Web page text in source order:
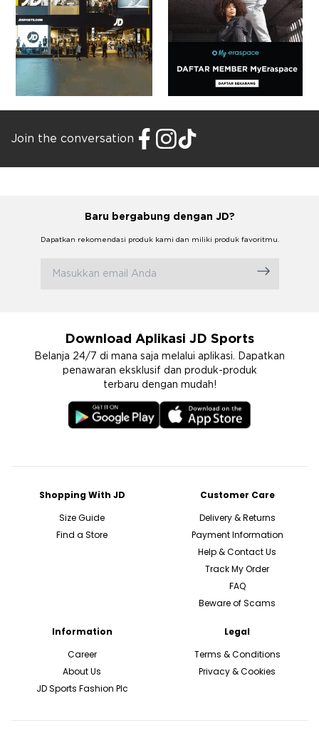
Join the conversation
Baru bergabung dengan JD?
Dapatkan rekomendasi produk kami dan miliki produk favoritmu.
Download Aplikasi JD Sports
Belanja 24/7 di mana saja melalui aplikasi. Dapatkan
penawaran eksklusif dan produk-produk
terbaru dengan mudah!
Shopping With JD
Size Guide
Find a Store
Customer Care
Delivery & Returns
Payment Information
Help & Contact Us
Track My Order
FAQ
Beware of Scams
Information
Career
About Us
JD Sports Fashion Plc
Legal
Terms & Conditions
Privacy & Cookies